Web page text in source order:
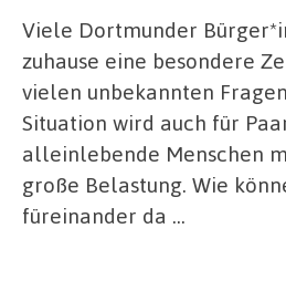
Viele Dortmunder
zuhause eine besondere
vielen unbekannten
Situation wird auch für
alleinlebende Menschen
große Belastung. Wie
füreinander da …